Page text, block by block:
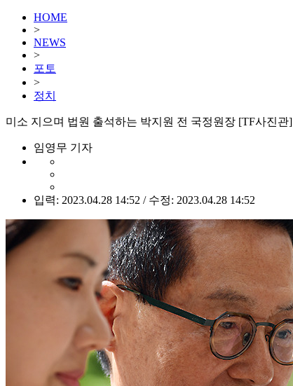
HOME
>
NEWS
>
포토
>
정치
미소 지으며 법원 출석하는 박지원 전 국정원장 [TF사진관]
임영무 기자
입력: 2023.04.28 14:52 / 수정: 2023.04.28 14:52